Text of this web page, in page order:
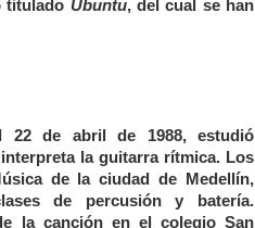
titulado Ubuntu, del cual se han
de abril de 1988, estudió
la guitarra rítmica. Los
de la ciudad de Medellín,
de percusión y batería.
la canción en el colegio San